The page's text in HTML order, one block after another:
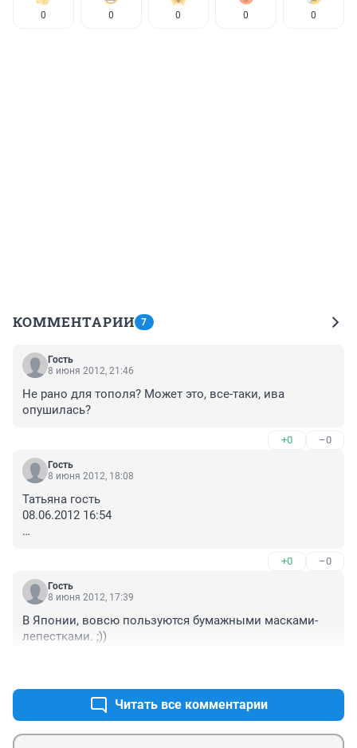
0 0 0 0 0
КОММЕНТАРИИ 7
Гость
8 июня 2012, 21:46
Не рано для тополя? Может это, все-таки, ива
опушилась?
+0 –0
Гость
8 июня 2012, 18:08
Татьяна гость
08.06.2012 16:54
+0 –0
Гость
8 июня 2012, 17:39
В Японии, вовсю пользуются бумажными масками-
лепестками. ;))
Читать все комментарии